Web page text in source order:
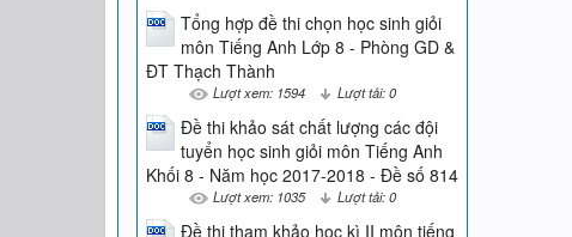
Tổng hợp đề thi chọn học sinh giỏi
môn Tiếng Anh Lớp 8 - Phòng GD &
ĐT Thạch Thành
Lượt xem: 1594 Lượt tải: 0
Đề thi khảo sát chất lượng các đội
tuyển học sinh giỏi môn Tiếng Anh
Khối 8 - Năm học 2017-2018 - Đề số 814
Lượt xem: 1035 Lượt tải: 0
Đề thi tham khảo học kì II môn tiếng